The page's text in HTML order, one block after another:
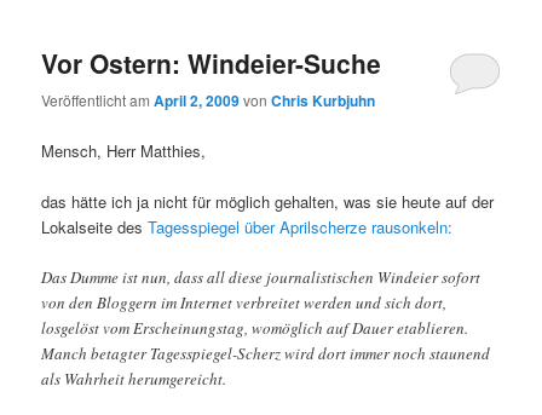
Vor Ostern: Windeier-Suche
Veröffentlicht amApril 2, 2009vonChris Kurbjuhn
Mensch, Herr Matthies,
das hätte ich ja nicht für möglich gehalten, was sie heute auf der
Lokalseite desTagesspiegel über Aprilscherze rausonkeln:
Das Dumme ist nun, dass all diese journalistischen Windeier sofort
von den Bloggern im Internet verbreitet werden und sich dort,
losgelöst vom Erscheinungstag, womöglich auf Dauer etablieren.
Manch betagter Tagesspiegel-Scherz wird dort immer noch staunend
als Wahrheit herumgereicht.